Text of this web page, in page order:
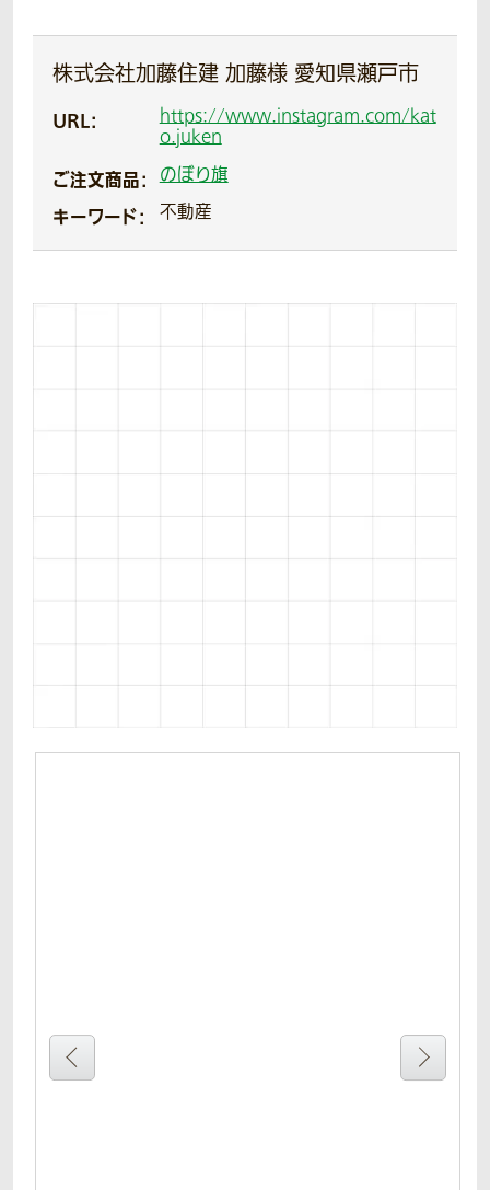
株式会社加藤住建 加藤様 愛知県瀬戸市
URL：
https://www.instagram.com/kat
o.juken
ご注文商品： のぼり旗
キーワード： 不動産